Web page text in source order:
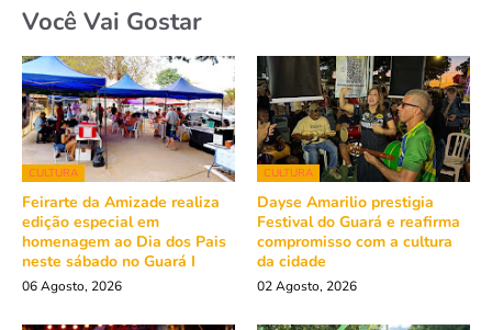
Você Vai Gostar
CULTURA
Feirarte da Amizade realiza
edição especial em
homenagem ao Dia dos Pais
neste sábado no Guará I
06 Agosto, 2026
CULTURA
Dayse Amarilio prestigia
Festival do Guará e reafirma
compromisso com a cultura
da cidade
02 Agosto, 2026